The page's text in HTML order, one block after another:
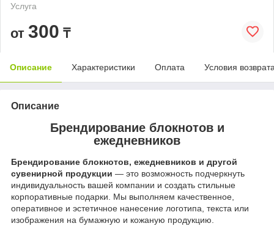
Услуга
от 300 ₸
Описание Характеристики Оплата Условия
Описание
Брендирование блокнотов и
ежедневников
Брендирование блокнотов, ежедневников и другой
сувенирной продукции — это возможность подчеркнуть
индивидуальность вашей компании и создать стильные
корпоративные подарки. Мы выполняем качественное,
оперативное и эстетичное нанесение логотипа, текста или
изображения на бумажную и кожаную продукцию.